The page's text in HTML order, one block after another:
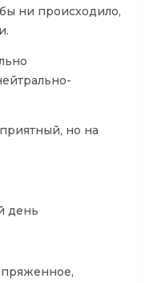
бы ни происходило,
но на
день